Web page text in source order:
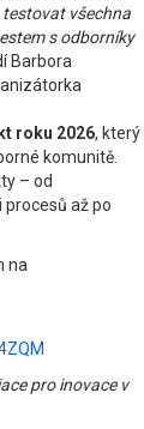
testovat všechna
s odborníky
Barbora
roku 2026, který
komunitě.
– od
až po
na
pro inovace v